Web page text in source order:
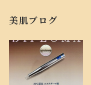
美肌ブログ